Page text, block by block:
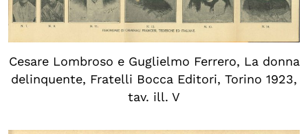
Cesare Lombroso e Guglielmo Ferrero, La donna
delinquente, Fratelli Bocca Editori, Torino 1923,
tav. ill. V